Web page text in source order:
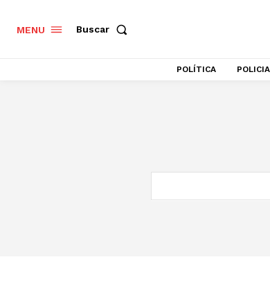
MENU Buscar
POLÍTICA